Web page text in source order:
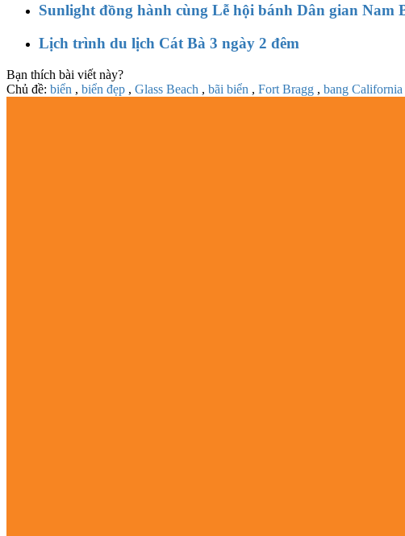
Sunlight đồng hành cùng Lễ hội bánh Dân gian Nam
Lịch trình du lịch Cát Bà 3 ngày 2 đêm
Bạn thích bài viết này?
Chủ đề: biển , biển đẹp , Glass Beach , bãi biển , Fort Bragg , bang California